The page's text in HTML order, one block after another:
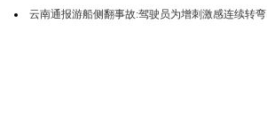
云南通报游船侧翻事故:驾驶员为增刺激感连续转弯